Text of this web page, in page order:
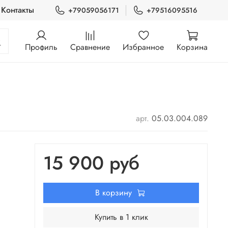
Контакты +79059056171 +79516095516
Профиль Сравнение Избранное Корзина
арт. 05.03.004.089
15 900 руб
В корзину
Купить в 1 клик